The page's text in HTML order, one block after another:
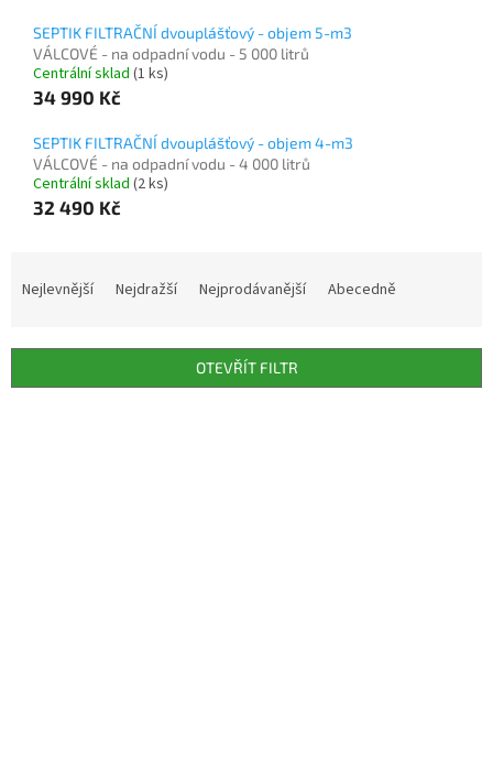
SEPTIK FILTRAČNÍ dvouplášťový - objem 5-m3
VÁLCOVÉ - na odpadní vodu - 5 000 litrů
Centrální sklad (1 ks)
34 990 Kč
SEPTIK FILTRAČNÍ dvouplášťový - objem 4-m3
VÁLCOVÉ - na odpadní vodu - 4 000 litrů
Centrální sklad (2 ks)
32 490 Kč
í
Nejlevnější Nejdražší Nejprodávanější Abecedně
OTEVŘÍT FILTR